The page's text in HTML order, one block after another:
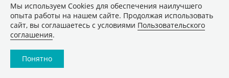
Мы используем Сookies для обеспечения наилучшего
опыта работы на нашем сайте. Продолжая использовать
сайт, вы соглашаетесь с условиями Пользовательского
соглашения.
Понятно